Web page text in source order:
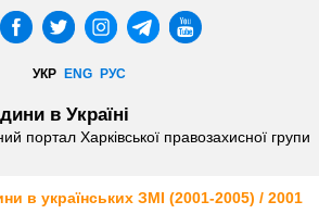
УКР ENG РУС
в Україні
портал Харківської правозахисної групи
в українських ЗМІ (2001-2005) / 2001